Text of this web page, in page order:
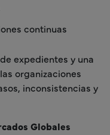
continuas
expedientes y una
organizaciones
inconsistencias y
Globales